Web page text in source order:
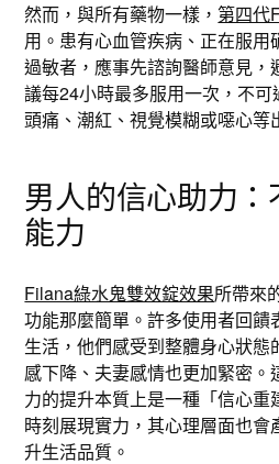
然而，與所有藥物一樣，第四代
用。患有心血管疾病、正在服
過敏者，應事先諮詢醫師意見
議每24小時最多服用一次，不
頭痛、潮紅、視覺模糊或噁心等
男人的信心助力
能力
Filana綠水鬼雙效錠效果所帶來
功能那麼簡單。許多使用者回饋
生活，他們感受到整體身心狀態
感下降、夫妻感情也更加緊密
力的提升本質上是一種「信心
時刻展現實力，其心理層面也會
升生活品質。